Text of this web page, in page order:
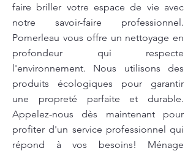
faire briller votre espace de vie avec
notre savoir-faire professionnel.
Pomerleau vous offre un nettoyage en
profondeur qui respecte
l'environnement. Nous utilisons des
produits écologiques pour garantir
une propreté parfaite et durable.
Appelez-nous dès maintenant pour
profiter d'un service professionnel qui
répond à vos besoins! Ménage